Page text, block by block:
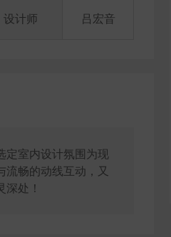
设计师 吕宏音
定室内设计氛围为现
畅的动线互动，又
处！